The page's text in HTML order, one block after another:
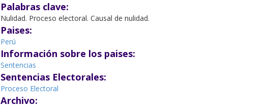
Palabras clave:
Nulidad. Proceso electoral. Causal de nulidad.
Paises:
Perú
Información sobre los paises:
Sentencias
Sentencias Electorales:
Proceso Electoral
Archivo: